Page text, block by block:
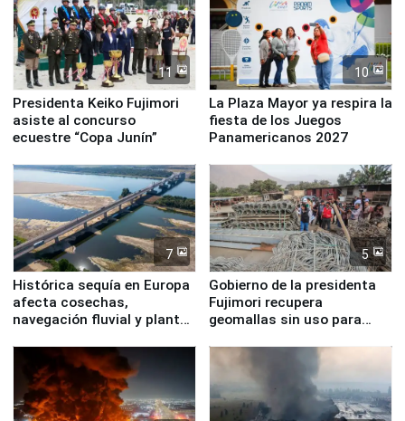
11
Presidenta Keiko Fujimori
asiste al concurso
ecuestre “Copa Junín”
10
La Plaza Mayor ya respira la
fiesta de los Juegos
Panamericanos 2027
7
Histórica sequía en Europa
afecta cosechas,
navegación fluvial y plantas
5
Gobierno de la presidenta
Fujimori recupera
geomallas sin uso para
Fenómeno El Niño